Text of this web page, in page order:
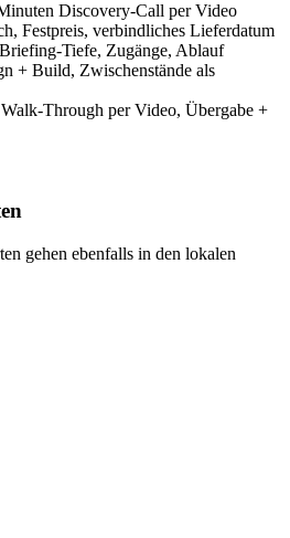
Discovery-Call per Video
Festpreis, verbindliches Lieferdatum
Tiefe, Zugänge, Ablauf
+ Build, Zwischenstände als
Through per Video, Übergabe +
gehen ebenfalls in den lokalen